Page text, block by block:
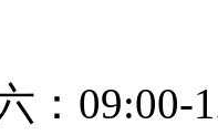
：09:00-